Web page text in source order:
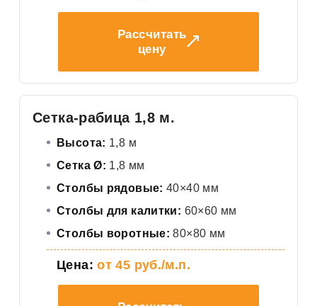
Рассчитать
цену
Сетка-рабица 1,8 м.
Высота: 1,8 м
Сетка Ø: 1,8 мм
Столбы рядовые: 40×40 мм
Столбы для калитки: 60×60 мм
Столбы воротные: 80×80 мм
Цена: от 45 руб./м.п.